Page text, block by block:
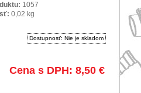
1057
0,02 kg
Dostupnosť: Nie je skladom
Cena s DPH: 8,50 €